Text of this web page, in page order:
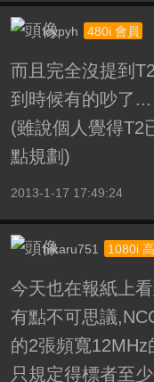
icypyh 480i 會員
而且完全沒提到
到時候有的吵了...
(雖說個人覺得T2
點規劃)
2013-1-17 17:49:24
hikaru751 1080i
今天也在報紙上
有點不可思議
的2張頻寬
只規定得標者至